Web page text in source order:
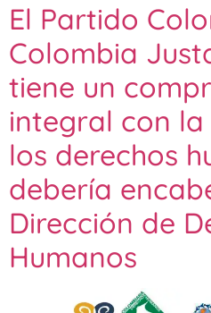
El Partido
Colombia
tiene un
integral con
los derechos
debería
Dirección de
Humanos